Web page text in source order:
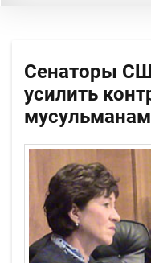
Сенаторы
усилить